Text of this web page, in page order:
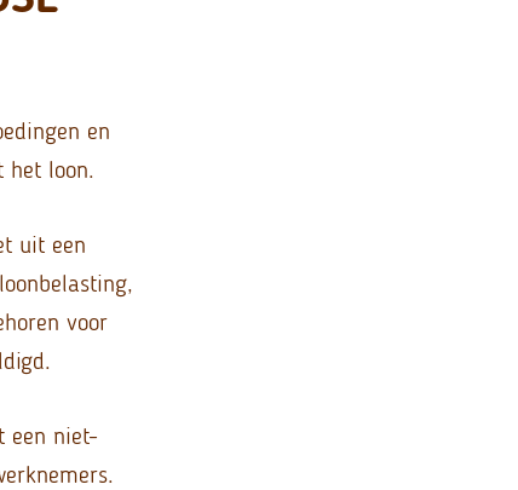
en
het loon.
uit een
voor
een niet-